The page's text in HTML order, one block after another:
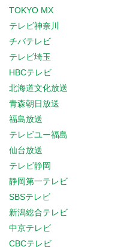
TOKYO MX
テレビ神奈川
チバテレビ
テレビ埼玉
HBCテレビ
北海道文化放送
青森朝日放送
福島放送
テレビユー福島
仙台放送
テレビ静岡
静岡第一テレビ
SBSテレビ
新潟総合テレビ
中京テレビ
CBCテレビ